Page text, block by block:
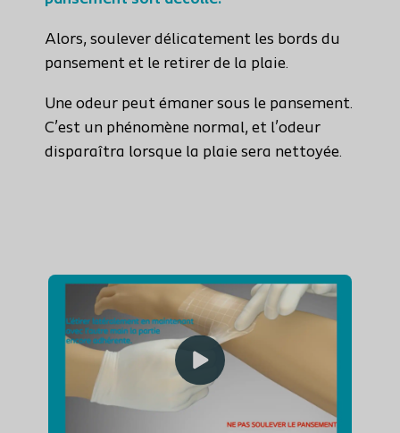
Alors, soulever délicatement les bords du
pansement et le retirer de la plaie.
Une odeur peut émaner sous le pansement.
C’est un phénomène normal, et l’odeur
disparaîtra lorsque la plaie sera nettoyée.